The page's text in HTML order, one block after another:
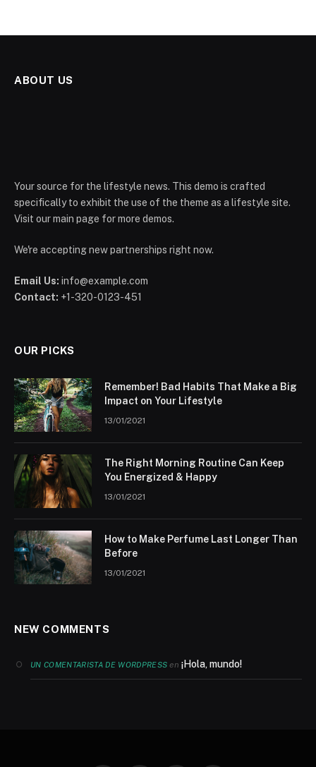
ABOUT US
Your source for the lifestyle news. This demo is crafted
specifically to exhibit the use of the theme as a lifestyle site.
Visit our main page for more demos.
We're accepting new partnerships right now.
Email Us: info@example.com
Contact: +1-320-0123-451
OUR PICKS
Remember! Bad Habits That Make a Big
Impact on Your Lifestyle
13/01/2021
The Right Morning Routine Can Keep
You Energized & Happy
13/01/2021
How to Make Perfume Last Longer Than
Before
13/01/2021
NEW COMMENTS
UN COMENTARISTA DE WORDPRESS en¡Hola, mundo!